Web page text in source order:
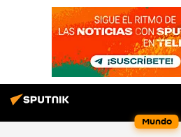
Mundo